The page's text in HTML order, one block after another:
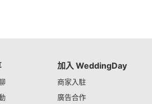
加入 WeddingDay
商家入駐
廣告合作